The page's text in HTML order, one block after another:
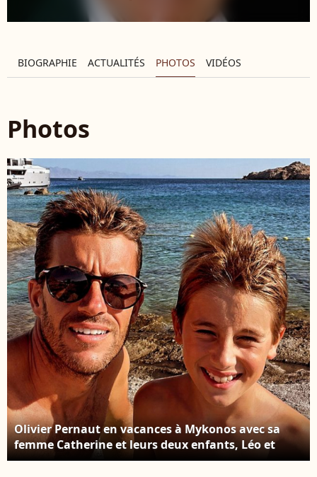
BIOGRAPHIE ACTUALITÉS PHOTOS VIDÉOS
Photos
Olivier Pernaut en vacances à Mykonos avec sa
femme Catherine et leurs deux enfants, Léo et
Rose - Instagram